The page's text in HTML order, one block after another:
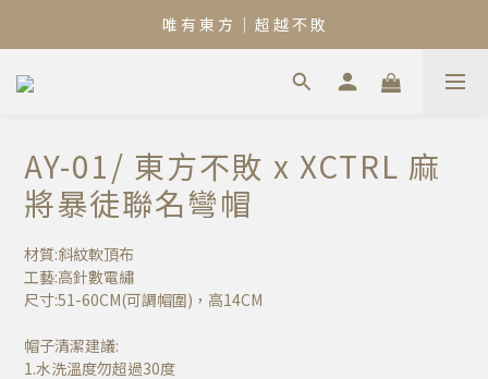
唯 有 東 方 ｜ 超 越 不 敗
AY-01/ 東方不敗 x XCTRL 麻
將暴徒聯名彎帽
材質:斜紋軟頂布
工藝:高針數電繡
尺寸:51-60CM(可調帽圍)，高14CM
帽子清潔建議:
1.水洗溫度勿超過30度